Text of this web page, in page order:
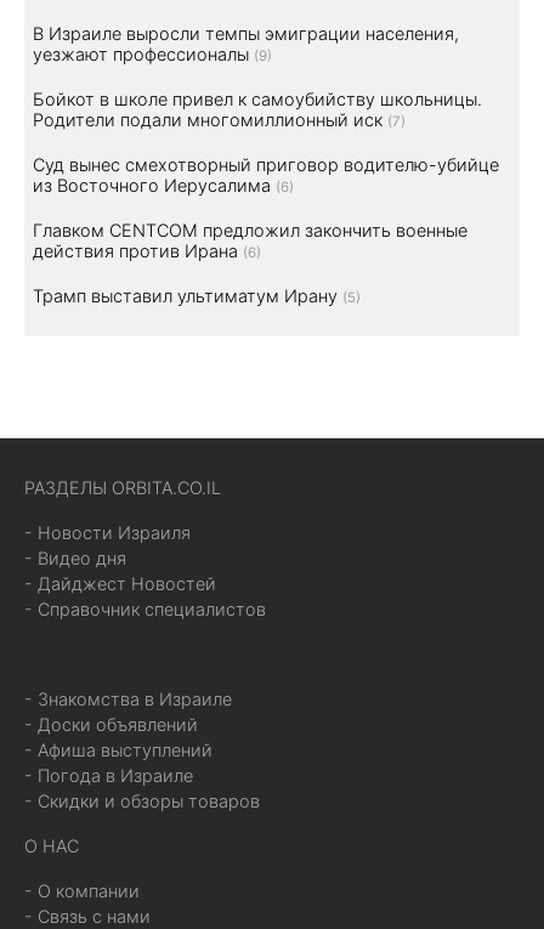
В Израиле выросли темпы эмиграции населения,
уезжают профессионалы (9)
Бойкот в школе привел к самоубийству школьницы.
Родители подали многомиллионный иск (7)
Суд вынес смехотворный приговор водителю-убийце
из Восточного Иерусалима (6)
Главком CENTCOM предложил закончить военные
действия против Ирана (6)
Трамп выставил ультиматум Ирану (5)
РАЗДЕЛЫ ORBITA.CO.IL
- Новости Израиля
- Видео дня
- Дайджест Новостей
- Справочник специалистов
- Знакомства в Израиле
- Доски объявлений
- Афиша выступлений
- Погода в Израиле
- Скидки и обзоры товаров
О НАС
- О компании
- Связь с нами